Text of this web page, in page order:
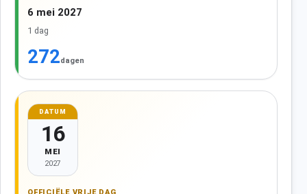
6 mei 2027
1 dag
272dagen
DATUM
16
MEI
2027